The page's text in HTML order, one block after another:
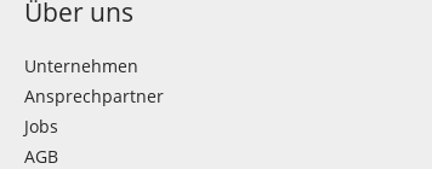
Über uns
Unternehmen
Ansprechpartner
Jobs
AGB